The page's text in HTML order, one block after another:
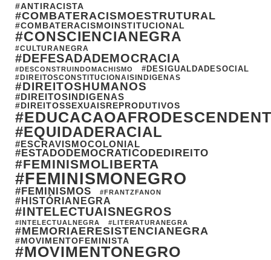
#ANTIRACISTA
#COMBATERACISMOESTRUTURAL
#COMBATERACISMOINSTITUCIONAL
#CONSCIENCIANEGRA
#CULTURANEGRA
#DEFESADADEMOCRACIA
#DESCONSTRUINDOMACHISMO #DESIGUALDADESOCIAL
#DIREITOSCONSTITUCIONAISINDIGENAS
#DIREITOSHUMANOS
#DIREITOSINDIGENAS
#DIREITOSSEXUAISREPRODUTIVOS
#EQUIDADERACIAL
#ESCRAVISMOCOLONIAL
#ESTADODEMOCRATICODEDIREITO
#FEMINISMOLIBERTA
#FEMINISMONEGRO
#FEMINISMOS #FRANTZFANON
#HISTÓRIANEGRA
#INTELECTUAISNEGROS
#INTELECTUALNEGRA #LITERATURANEGRA
#MEMORIAERESISTENCIANEGRA
#MOVIMENTOFEMINISTA
#MOVIMENTONEGRO